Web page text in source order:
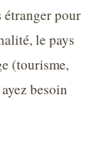
étranger pour
le pays
(tourisme,
besoin